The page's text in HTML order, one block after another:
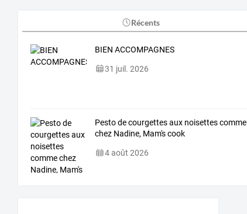
Récents
BIEN ACCOMPAGNES
31 juil. 2026
Pesto de courgettes aux noisettes comme
chez Nadine, Mam's cook
4 août 2026